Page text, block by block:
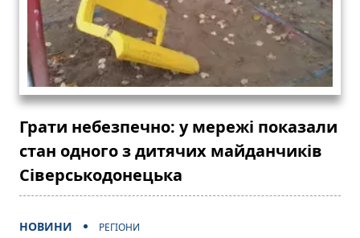
Грати небезпечно: у мережі показали
стан одного з дитячих майданчиків
Сіверськодонецька
НОВИНИ
РЕГІОНИ